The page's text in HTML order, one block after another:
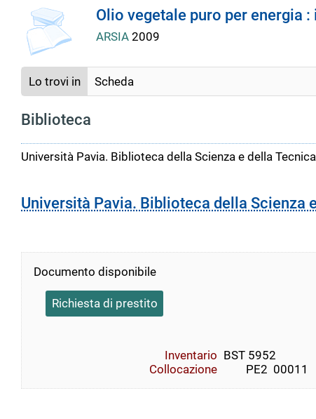
Dettaglio
del
documento
Olio vegetale puro per energia
ARSIA 2009
Lo trovi in Scheda
Biblioteca
Università Pavia. Biblioteca della Scienza e della Tecnica
Università Pavia. Biblioteca della Scienza
Documento disponibile
Richiesta di prestito
Inventario BST 5952
Collocazione
        PE2  00011